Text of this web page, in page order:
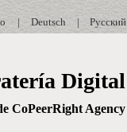
Русский
|
Deutsch
|
Digital
CoPeerRight Agency